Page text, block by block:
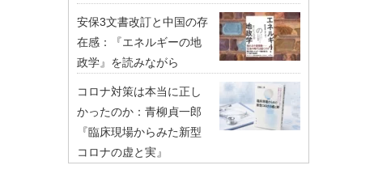
安保3文書改訂と中国の存
在感：『エネルギーの地
政学』を読みながら
コロナ対策は本当に正し
かったのか：青柳貞一郎
『臨床現場からみた新型
コロナの虚と実』